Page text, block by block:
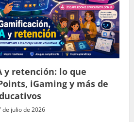
y retención: lo que
iGaming y más de
de julio de 2026